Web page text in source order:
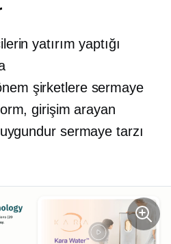
yatırım yaptığı
şirketlere sermaye
girişim arayan
sermaye tarzı